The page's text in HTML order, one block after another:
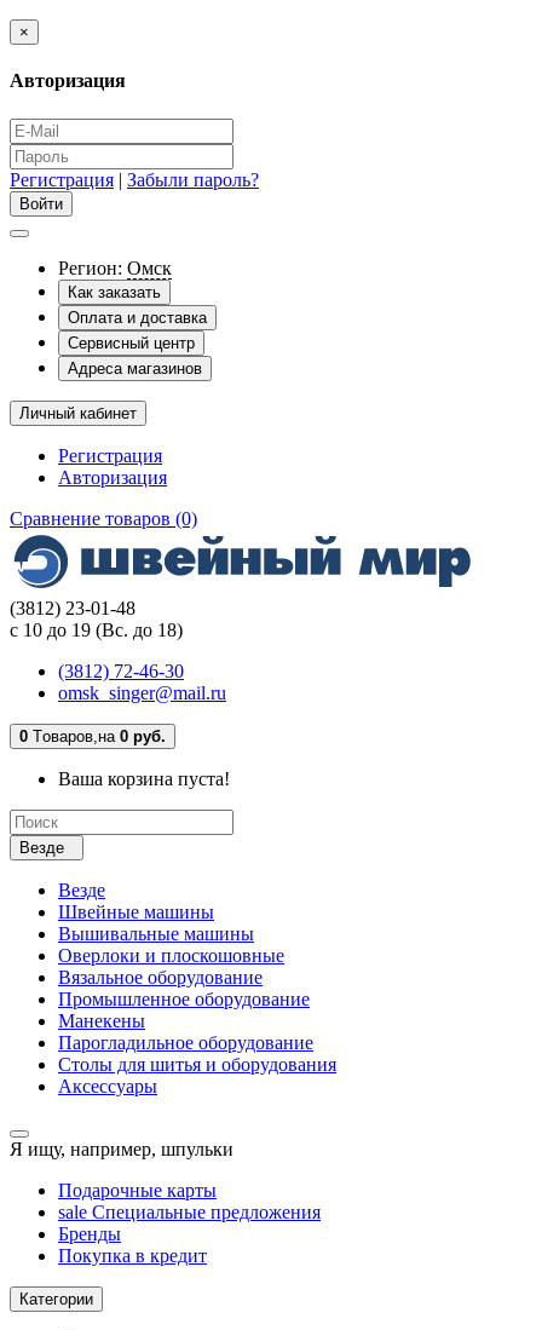
×
Авторизация
Регистрация | Забыли пароль?
Регион: Омск
Как заказать
Оплата и доставка
Сервисный центр
Адреса магазинов
Личный кабинет
Регистрация
Авторизация
Сравнение товаров (0)
(3812) 23-01-48
с 10 до 19 (Вс. до 18)
(3812) 72-46-30
omsk_singer@mail.ru
0 Tоваров,на 0 руб.
Ваша корзина пуста!
Везде
Везде
Швейные машины
Вышивальные машины
Оверлоки и плоскошовные
Вязальное оборудование
Промышленное оборудование
Манекены
Парогладильное оборудование
Столы для шитья и оборудования
Аксессуары
Я ищу, например, шпульки
Подарочные карты
sale Специальные предложения
Бренды
Покупка в кредит
Категории